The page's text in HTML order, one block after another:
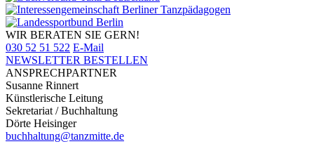
WIR BERATEN SIE GERN!
030 52 51 522 E-Mail
NEWSLETTER BESTELLEN
ANSPRECHPARTNER
Susanne Rinnert
Künstlerische Leitung
Sekretariat / Buchhaltung
Dörte Heisinger
buchhaltung@tanzmitte.de